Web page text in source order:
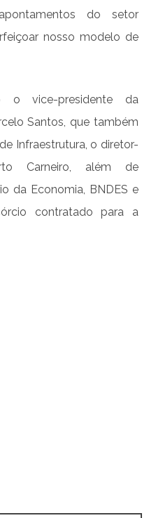
do setor
nosso modelo de
o vice-presidente da
Santos, que também
Infraestrutura, o diretor-
Carneiro, além de
da Economia, BNDES e
contratado para a